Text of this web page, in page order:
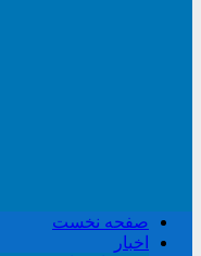
صفحه نخست
اخبار